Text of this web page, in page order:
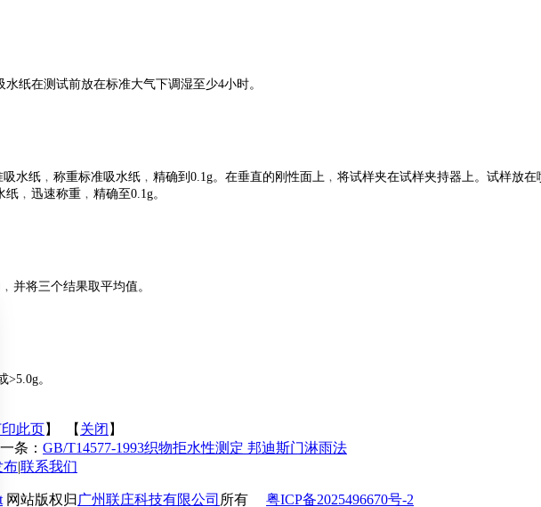
纸在测试前放在标准大气下调湿至少4小时。
吸水纸﹐称重标准吸水纸﹐精确到0.1g。在垂直的刚性面上﹐将试样夹在试样夹持器上。试样放
﹐迅速称重﹐精确至0.1g。
并将三个结果取平均值。
。
此页 】 【 关闭 】
条： GB/T14577-1993织物拒水性测定 邦迪斯门淋雨法
布联系我们
网站版权归 广州联庄科技有限公司 所有 粤ICP备2025496670号-2